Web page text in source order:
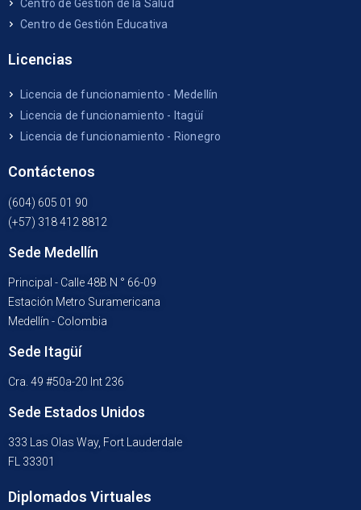
Centro de Gestión de la Salud
Centro de Gestión Educativa
Licencias
Licencia de funcionamiento - Medellín
Licencia de funcionamiento - Itagüí
Licencia de funcionamiento - Rionegro
Contáctenos
(604) 605 01 90
(+57) 318 412 8812
Sede Medellín
Principal - Calle 48B N ° 66-09
Estación Metro Suramericana
Medellín - Colombia
Sede Itagüí
Cra. 49 #50a-20 Int 236
Sede Estados Unidos
333 Las Olas Way, Fort Lauderdale
FL 33301
Diplomados Virtuales